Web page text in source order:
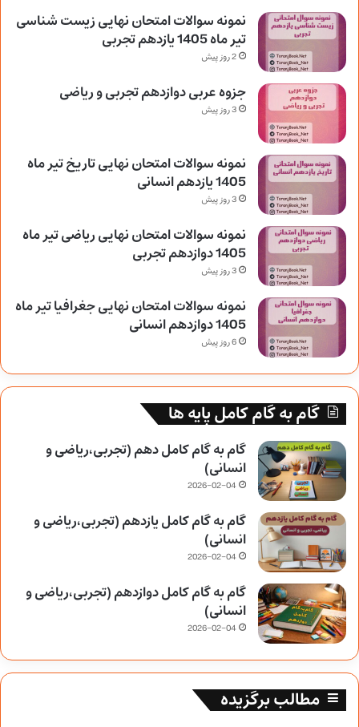
نمونه سوالات امتحان نهایی زیست شناسی
تیر ماه 1405 یازدهم تجربی
2 روز پیش
جزوه عربی دوازدهم تجربی و ریاضی
3 روز پیش
نمونه سوالات امتحان نهایی تاریخ تیر ماه
1405 یازدهم انسانی
3 روز پیش
نمونه سوالات امتحان نهایی ریاضی تیر ماه
1405 دوازدهم تجربی
3 روز پیش
نمونه سوالات امتحان نهایی جغرافیا تیر ماه
1405 دوازدهم انسانی
6 روز پیش
گام به گام کامل پایه ها
گام به گام کامل دهم (تجربی،ریاضی و
انسانی)
2026-02-04
گام به گام کامل یازدهم (تجربی،ریاضی و
انسانی)
2026-02-04
گام به گام کامل دوازدهم (تجربی،ریاضی و
انسانی)
2026-02-04
مطالب برگزیده